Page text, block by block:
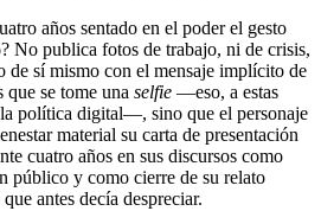
años sentado en el poder el gesto
No publica fotos de trabajo, ni de crisis,
de sí mismo con el mensaje implícito de
se tome una selfie —eso, a estas
política digital—, sino que el personaje
material su carta de presentación
cuatro años en sus discursos como
público y como cierre de su relato
antes decía despreciar.